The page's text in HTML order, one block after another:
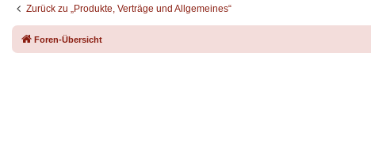
Zurück zu „Produkte, Verträge und Allgemeines“
Foren-Übersicht